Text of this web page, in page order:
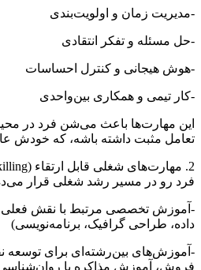
-مدیریت زمان و اولویت‌بندی
-حل مسئله و تفکر انتقادی
-هوش هیجانی و کنترل احساسات
-کار تیمی و همکاری بین‌واحدی
این مهارت‌ها باعث می‌شن فرد در
تعامل مثبت داشته باشه، که خودش
فرد رو در مسیر رشد شغلی قرار
داده، طراحی گرافیک، برنامه‌نویسی)
-آموزش‌های بین‌رشته‌ای برای توسعه
فروش، آموزش مذاکره یا